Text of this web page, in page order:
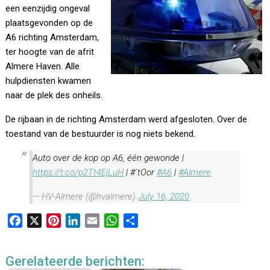
een eenzijdig ongeval
plaatsgevonden op de
A6 richting Amsterdam,
ter hoogte van de afrit
Almere Haven. Alle
hulpdiensten kwamen
naar de plek des onheils.
De rijbaan in de richting Amsterdam werd afgesloten. Over de
toestand van de bestuurder is nog niets bekend.
Auto over de kop op A6, één gewonde |
https://t.co/p2Tt4EjLuH | #`tOor#A6 |#Almere
— HV-Almere (@hvalmere)July 16, 2020
e
t
k
i
W
t
e
Gerelateerde berichten: